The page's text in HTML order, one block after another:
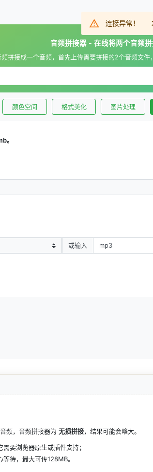
音频拼接器 - 在线将两个音频
拼接成一个音频，首先上传需要拼接的2个音频文
颜色空间 格式美化 图片处理
。
或输入
频，音频拼接器为 无损拼接，结果可能会略大。
要浏览器原生或插件支持；
待，最大可传128MB。
连接异常！